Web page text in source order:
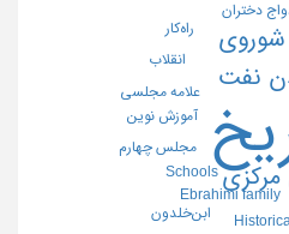
مرکزی
نفت
شوروی
Ebrahimi family
Schools
آموزش نوین
دختران
علامه مجلسی
مجلس چهارم
ابن‌خلدون
انقلاب
راه‌کار